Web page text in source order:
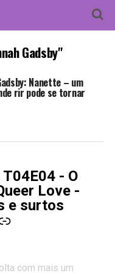
Gadsby"
Nanette – um
rir pode se tornar
- O
Love -
e surtos
com mais um